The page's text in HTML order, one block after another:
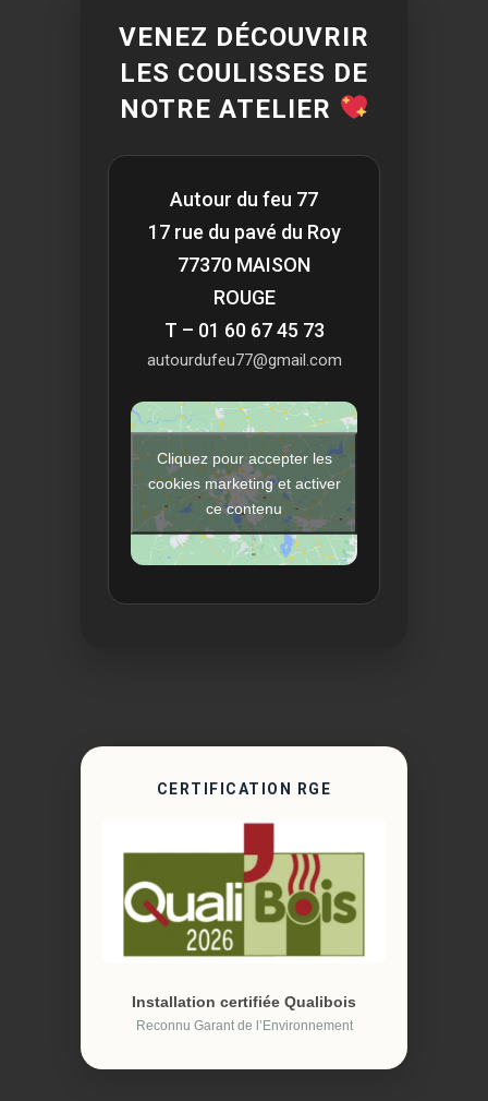
VENEZ DÉCOUVRIR
LES COULISSES DE
NOTRE ATELIER
Autour du feu 77
17 rue du pavé du Roy
77370 MAISON
ROUGE
T – 01 60 67 45 73
autourdufeu77@gmail.com
Cliquez pour accepter les
cookies marketing et activer
ce contenu
CERTIFICATION RGE
Installation certifiée Qualibois
Reconnu Garant de l’Environnement